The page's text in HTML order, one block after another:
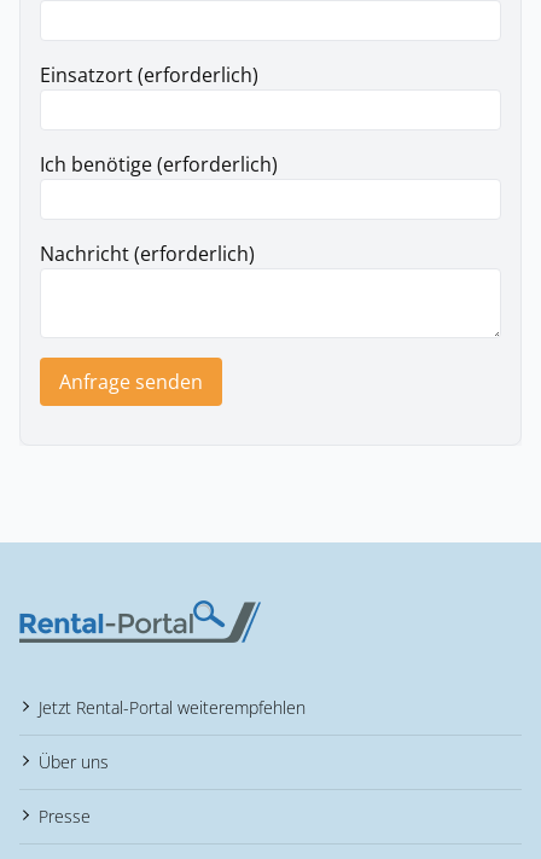
Einsatzort (erforderlich)
Ich benötige (erforderlich)
Nachricht (erforderlich)
Anfrage senden
Jetzt Rental-Portal weiterempfehlen
Über uns
Presse